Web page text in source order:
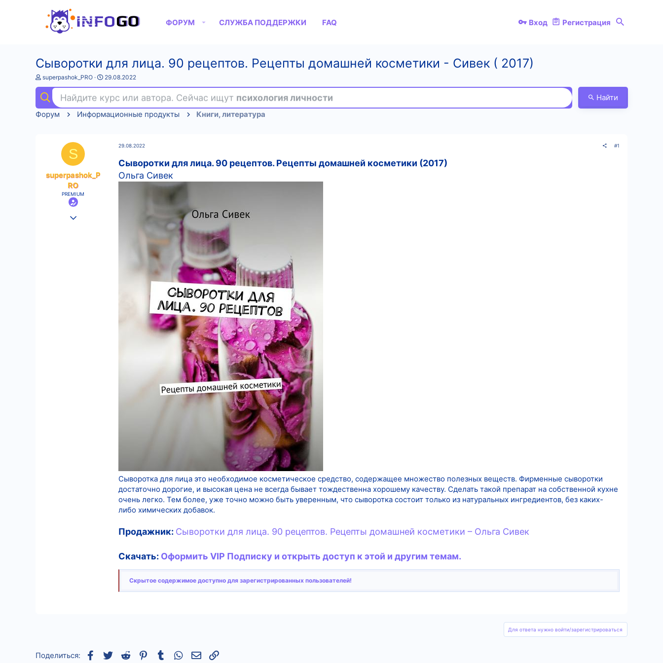
ФОРУМ СЛУЖБА ПОДДЕРЖКИ FAQ Вход Регистрация
Сыворотки для лица. 90 рецептов. Рецепты домашней косметики - Сивек ( 2017)
А
т
о
р
т
superpashok_PRO
Д
а
н
а
29.08.2022
Найдите курс или автора. Сейчас ищут психология личности
Найти
Форум
Информационные продукты Книги, литература
S
superpashok_P
RO
PREMIUM
29.08.2022 #1
Сыворотки для лица. 90 рецептов. Рецепты домашней косметики (2017)
Ольга Сивек
Сыворотка для лица это необходимое косметическое средство, содержащее множество полезных веществ. Фирменные сыворотки
достаточно дорогие, и высокая цена не всегда бывает тождественна хорошему качеству. Сделать такой препарат на собственной кухне
очень легко. Тем более, уже точно можно быть уверенным, что сыворотка состоит только из натуральных ингредиентов, без каких-
либо химических добавок.
Продажник: Сыворотки для лица. 90 рецептов. Рецепты домашней косметики – Ольга Сивек
Скачать: Оформить VIP Подписку и открыть доступ к этой и другим темам.
Скрытое содержимое доступно для зарегистрированных пользователей!
Для ответа нужно войти/зарегистрироваться
Поделиться: Facebook
TwitterReddit Pinterest
TumblrWhatsAppЭлектронная почта
Ссылка